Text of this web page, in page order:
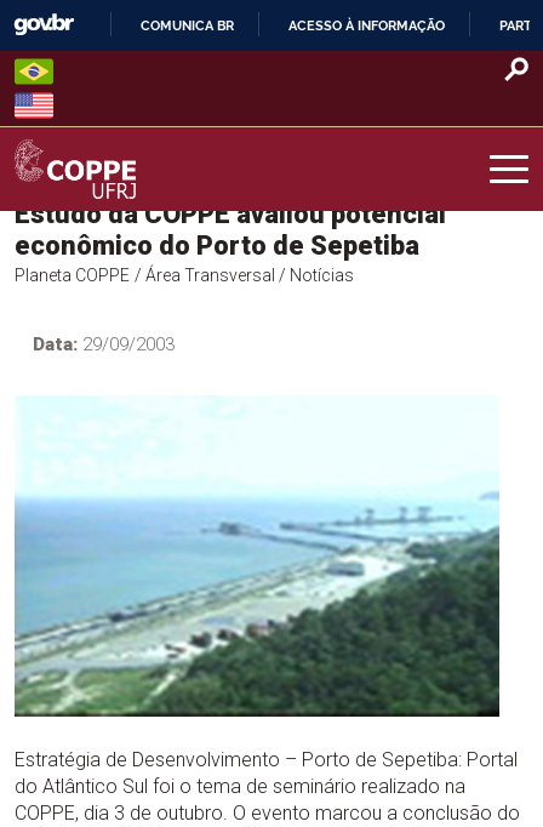
Skip
content
O
COMUNICA BR ACESSO À INFORMAÇÃO
COPPE – UFRJ
Estudo da COPPE avaliou potencial
econômico do Porto de Sepetiba
Planeta COPPE / Área Transversal / Notícias
Data: 29/09/2003
Estratégia de Desenvolvimento – Porto de Sepetiba: Portal
do Atlântico Sul foi o tema de seminário realizado na
COPPE, dia 3 de outubro. O evento marcou a conclusão do